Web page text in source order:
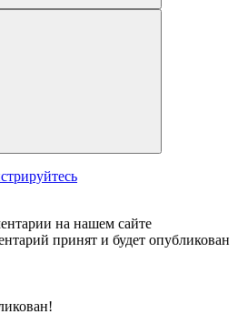
на нашем сайте
принят и будет опубликован